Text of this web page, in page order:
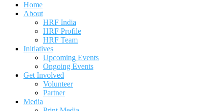
Home
About
HRF India
HRF Profile
HRF Team
Initiatives
Upcoming Events
Ongoing Events
Get Involved
Volunteer
Partner
Media